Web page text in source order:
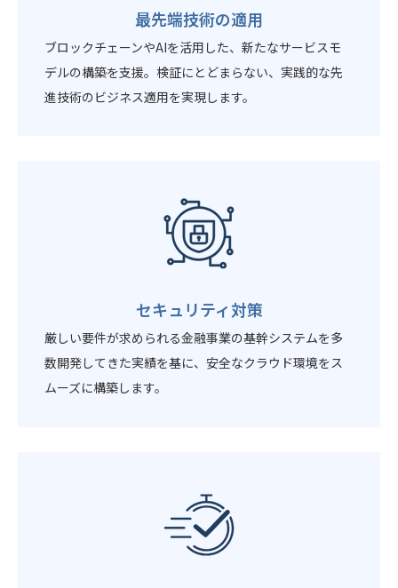
最先端技術の適用
ブロックチェーンやAIを活用した、新たなサービスモ
デルの構築を支援。検証にとどまらない、実践的な先
進技術のビジネス適用を実現します。
セキュリティ対策
厳しい要件が求められる金融事業の基幹システムを多
数開発してきた実績を基に、安全なクラウド環境をス
ムーズに構築します。